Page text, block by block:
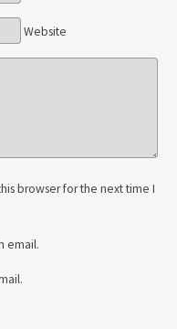
Website
browser for the next time I
email.